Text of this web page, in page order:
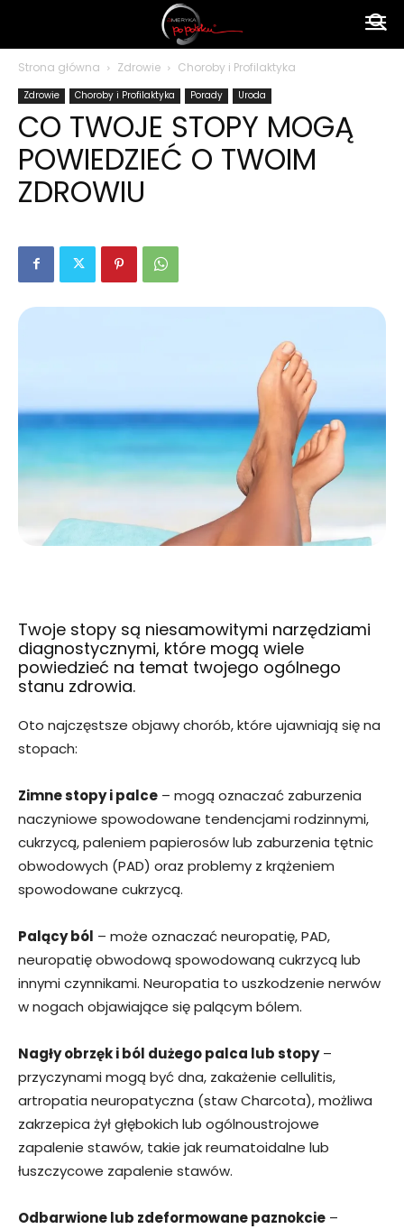
polsku
Strona główna Zdrowie Choroby i Profilaktyka
Zdrowie Choroby i Profilaktyka Porady Uroda
CO TWOJE STOPY MOGĄ
POWIEDZIEĆ O TWOIM
ZDROWIU
Twoje stopy są niesamowitymi narzędziami
diagnostycznymi, które mogą wiele
powiedzieć na temat twojego ogólnego
stanu zdrowia.
Oto najczęstsze objawy chorób, które ujawniają się na
stopach:
Zimne stopy i palce – mogą oznaczać zaburzenia
naczyniowe spowodowane tendencjami rodzinnymi,
cukrzycą, paleniem papierosów lub zaburzenia tętnic
obwodowych (PAD) oraz problemy z krążeniem
spowodowane cukrzycą.
Palący ból – może oznaczać neuropatię, PAD,
neuropatię obwodową spowodowaną cukrzycą lub
innymi czynnikami. Neuropatia to uszkodzenie nerwów
w nogach objawiające się palącym bólem.
Nagły obrzęk i ból dużego palca lub stopy–
przyczynami mogą być dna, zakażenie cellulitis,
artropatia neuropatyczna (staw Charcota), możliwa
zakrzepica żył głębokich lub ogólnoustrojowe
zapalenie stawów, takie jak reumatoidalne lub
łuszczycowe zapalenie stawów.
Odbarwione lub zdeformowane paznokcie –